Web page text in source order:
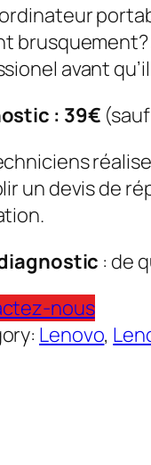
avant
: 39€
un devis de
: de
nous
Lenovo,